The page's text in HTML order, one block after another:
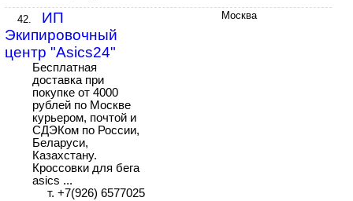
42.
ИП
Экипировочный
центр "Asics24"
Бесплатная
доставка при
покупке от 4000
рублей по Москве
курьером, почтой и
СДЭКом по России,
Беларуси,
Казахстану.
Кроссовки для бега
asics ...
т. +7(926) 6577025
Москва